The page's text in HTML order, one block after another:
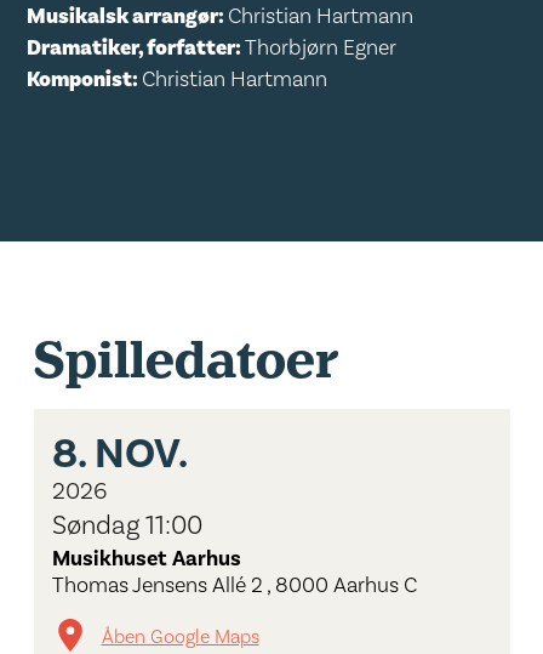
Musikalsk arrangør: Christian Hartmann
Dramatiker, forfatter:Thorbjørn Egner
Komponist: Christian Hartmann
Spilledatoer
8. NOV.
2026
Søndag 11:00
Musikhuset Aarhus
Thomas Jensens Allé 2 , 8000 Aarhus C
Åben Google Maps